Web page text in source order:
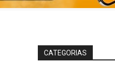
CATEGORIAS